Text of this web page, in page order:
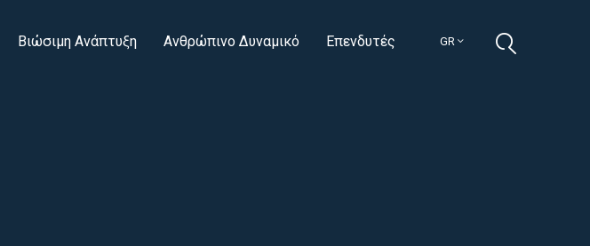
GR
Βιώσιμη Ανάπτυξη Ανθρώπινο Δυναμικό Επενδυτές